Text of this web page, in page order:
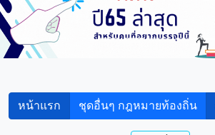
Previous
หน้าแรก ชุดอื่นๆ กฎหมายท้องถิ่น